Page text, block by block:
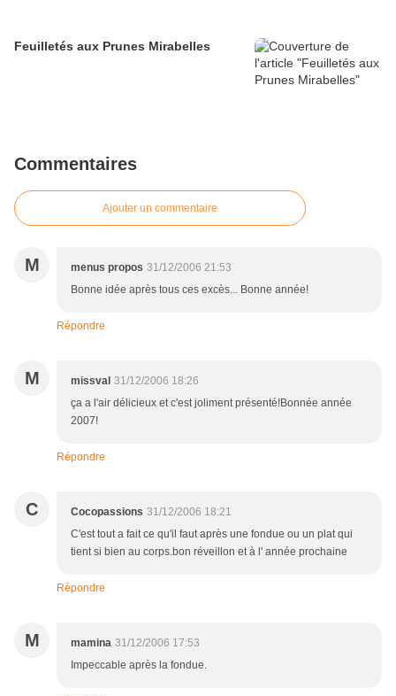
Feuilletés aux Prunes Mirabelles
Commentaires
Ajouter un commentaire
M menus propos 31/12/2006 21:53
Bonne idée après tous ces excès... Bonne année!
Répondre
M missval 31/12/2006 18:26
ça a l'air délicieux et c'est joliment présenté!Bonnée année
2007!
Répondre
C Cocopassions 31/12/2006 18:21
C'est tout a fait ce qu'il faut après une fondue ou un plat qui
tient si bien au corps.bon réveillon et à l' année prochaine
Répondre
M mamina 31/12/2006 17:53
Impeccable après la fondue.